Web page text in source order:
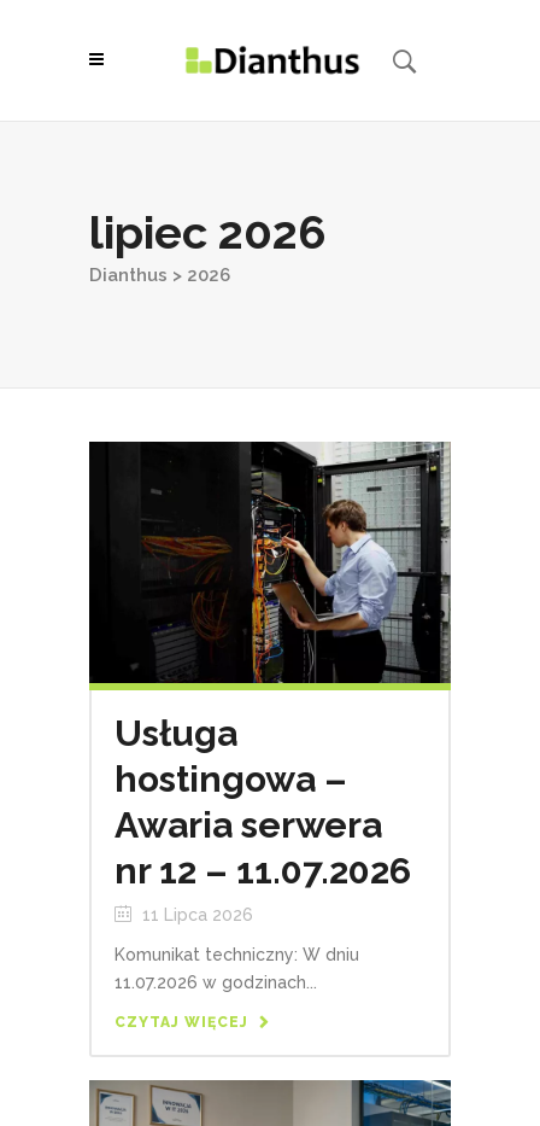
lipiec 2026
Dianthus > 2026
Usługa
hostingowa –
Awaria serwera
nr 12 – 11.07.2026
11 Lipca 2026
Komunikat techniczny: W dniu
11.07.2026 w godzinach...
CZYTAJ WIĘCEJ